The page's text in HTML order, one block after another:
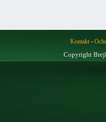
Kontakt-
Copyright